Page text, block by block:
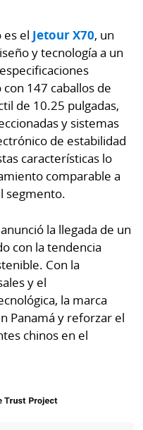
el Jetour X70, un
y tecnología a un
147 caballos de
de 10.25 pulgadas,
y sistemas
de estabilidad
características lo
comparable a
segmento.
anunció la llegada de un
con la tendencia
Con la
y el
la marca
Panamá y reforzar el
chinos en el